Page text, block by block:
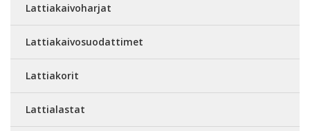
Lattiakaivoharjat
Lattiakaivosuodattimet
Lattiakorit
Lattialastat